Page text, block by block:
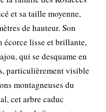
et sa taille moyenne,
de hauteur. Son
lisse et brillante,
qui se desquame en
particulièrement visible
montagneuses du
cet arbre caduc